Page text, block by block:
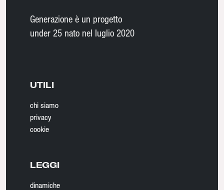
Generazione è un progetto
under 25 nato nel luglio 2020
UTILI
chi siamo
privacy
cookie
LEGGI
dinamiche